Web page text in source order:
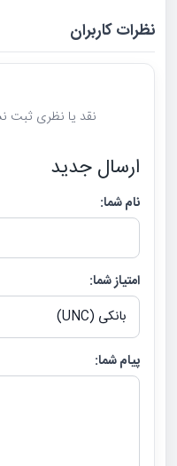
نظرات کاربران
نقد یا نظری ثبت
ارسال جدید
نام شما:
امتیاز شما:
پیام شما: